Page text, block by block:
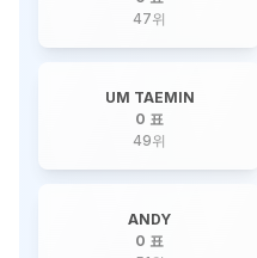
47위
UM TAEMIN
0 표
49위
ANDY
0 표